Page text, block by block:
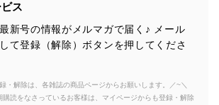
ス
新号の情報がメルマガで届く♪ メール
て登録（解除）ボタンを押してくださ
解除は、各雑誌の商品ページからお願いします。／~＼
読をなさっているお客様は、マイページからも登録・解除